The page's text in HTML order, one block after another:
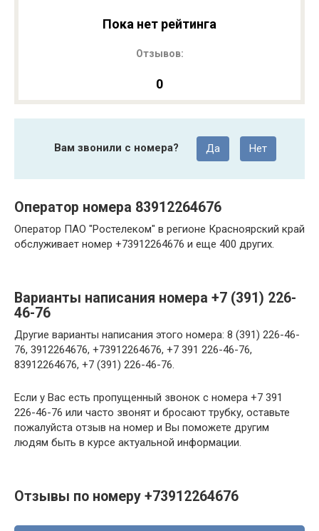
Пока нет рейтинга
Отзывов:
0
Вам звонили с номера? Да Нет
Оператор номера 83912264676
Оператор ПАО "Ростелеком" в регионе Красноярский край
обслуживает номер +73912264676 и еще 400 других.
Варианты написания номера +7 (391) 226-
46-76
Другие варианты написания этого номера: 8 (391) 226-46-
76, 3912264676, +73912264676, +7 391 226-46-76,
83912264676, +7 (391) 226-46-76.
Если у Вас есть пропущенный звонок с номера +7 391
226-46-76 или часто звонят и бросают трубку, оставьте
пожалуйста отзыв на номер и Вы поможете другим
людям быть в курсе актуальной информации.
Отзывы по номеру +73912264676